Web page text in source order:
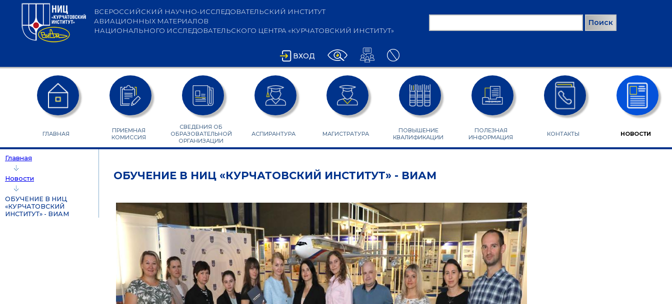
Перейти к основному содержанию
ВСЕРОССИЙСКИЙ НАУЧНО-ИССЛЕДОВАТЕЛЬСКИЙ ИНСТИТУТ
АВИАЦИОННЫХ МАТЕРИАЛОВ
НАЦИОНАЛЬНОГО ИССЛЕДОВАТЕЛЬСКОГО ЦЕНТРА «КУРЧАТОВСКИЙ ИНСТИТУТ»
ВХОД
ГЛАВНАЯ
ПРИЕМНАЯ
КОМИССИЯ
СВЕДЕНИЯ ОБ
ОБРАЗОВАТЕЛЬНОЙ
ОРГАНИЗАЦИИ
АСПИРАНТУРА МАГИСТРАТУРА
ПОВЫШЕНИЕ
КВАЛИФИКАЦИИ
ПОЛЕЗНАЯ
ИНФОРМАЦИЯ
КОНТАКТЫ НОВОСТИ
Главная
Новости
ОБУЧЕНИЕ В НИЦ
«КУРЧАТОВСКИЙ
ИНСТИТУТ» - ВИАМ
ОБУЧЕНИЕ В НИЦ «КУРЧАТОВСКИЙ ИНСТИТУТ» - ВИАМ